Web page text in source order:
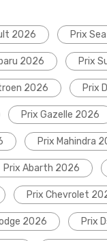
2026 Prix
2026 Prix
2026 Prix
Prix Gazelle 2026
Prix Mahindra
Prix Abarth 2026
Prix Chevrolet
2026 Prix